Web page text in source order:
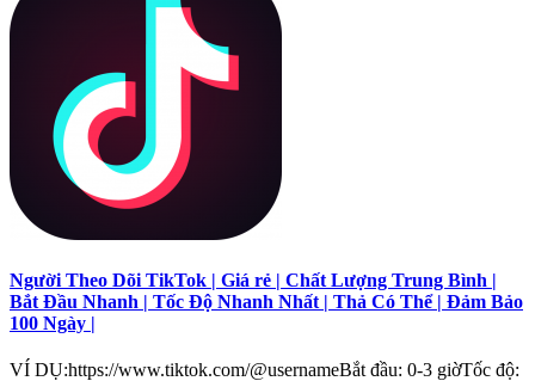
Người Theo Dõi TikTok | Giá rẻ | Chất Lượng Trung Bình |
Bắt Đầu Nhanh | Tốc Độ Nhanh Nhất | Thả Có Thể | Đảm Bảo
100 Ngày |
VÍ DỤ:https://www.tiktok.com/@usernameBắt đầu: 0-3 giờTốc độ: